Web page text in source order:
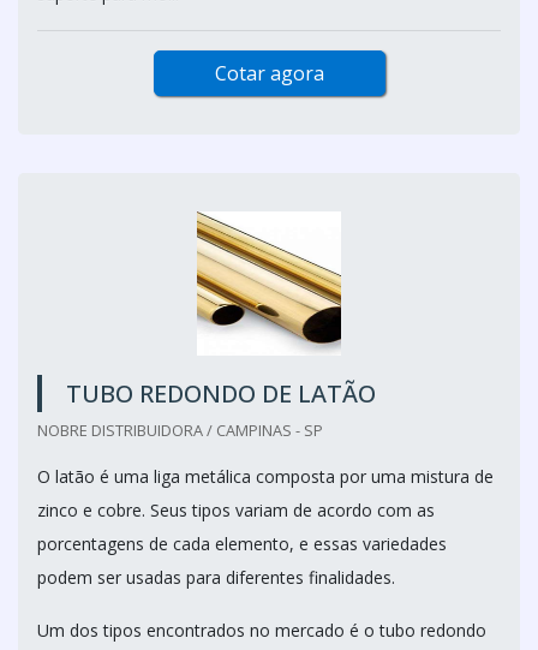
Cotar agora
TUBO REDONDO DE LATÃO
NOBRE DISTRIBUIDORA / CAMPINAS - SP
O latão é uma liga metálica composta por uma mistura de
zinco e cobre. Seus tipos variam de acordo com as
porcentagens de cada elemento, e essas variedades
podem ser usadas para diferentes finalidades.
Um dos tipos encontrados no mercado é o tubo redondo